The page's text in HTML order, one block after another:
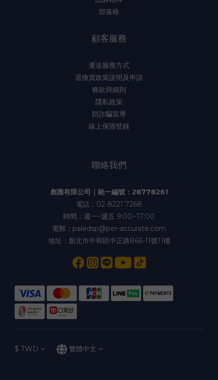
部落格
顧客服務
運送服務方式
退換貨政策說明及申請
條款與細則
隱私政策
防詐騙宣導
線上保固登錄
聯絡我們
彪雅有限公司｜統一編號：28778261
電話：02-8221 7268
時間：週一~週五 9:00~17:00
電郵：paledsp@per-accurate.com
地址：新北市中和區中正路866-11號11樓
$ TWD 繁體中文